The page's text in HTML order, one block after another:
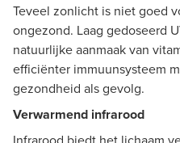
Teveel zonlicht is niet goed
ongezond. Laag gedoseerd
natuurlijke aanmaak van
efficiënter immuunsysteem
gezondheid als gevolg.
Verwarmend infrarood